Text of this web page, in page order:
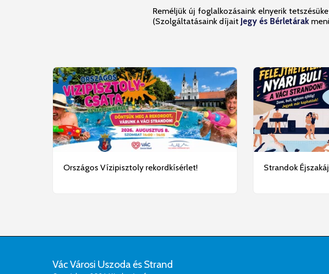
Reméljük új foglalkozásaink elnyerik
(Szolgáltatásaink díjait Jegy és Bérletárak
Országos Vízipisztoly rekordkísérlet! Strandok
Vác Városi Uszoda és Strand